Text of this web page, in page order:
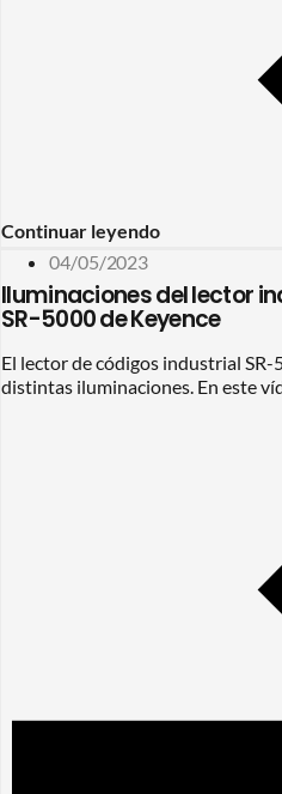
Continuar leyendo
04/05/2023
Iluminaciones del lector
SR-5000 de Keyence
El lector de códigos industrial
distintas iluminaciones. En este